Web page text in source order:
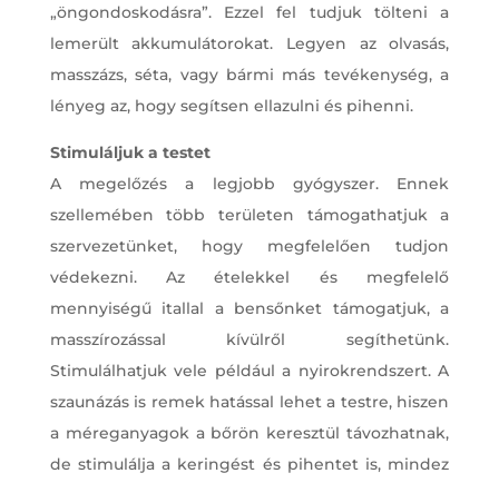
„öngondoskodásra”. Ezzel fel tudjuk tölteni a
lemerült akkumulátorokat. Legyen az olvasás,
masszázs, séta, vagy bármi más tevékenység, a
lényeg az, hogy segítsen ellazulni és pihenni.
Stimuláljuk a testet
A megelőzés a legjobb gyógyszer. Ennek
szellemében több területen támogathatjuk a
szervezetünket, hogy megfelelően tudjon
védekezni. Az ételekkel és megfelelő
mennyiségű itallal a bensőnket támogatjuk, a
masszírozással kívülről segíthetünk.
Stimulálhatjuk vele például a nyirokrendszert. A
szaunázás is remek hatással lehet a testre, hiszen
a méreganyagok a bőrön keresztül távozhatnak,
de stimulálja a keringést és pihentet is, mindez